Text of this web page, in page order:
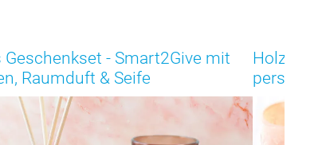
Geschenkset - Smart2Give mit
Raumduft & Seife